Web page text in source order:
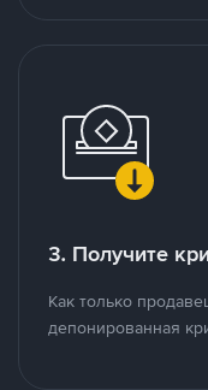
3. Получите
Как только
депонированная